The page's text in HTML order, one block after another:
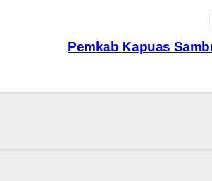
Pemkab Kapuas